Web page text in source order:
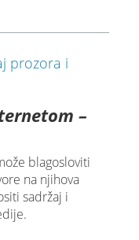
–
blagosloviti
na njihova
sadržaj i